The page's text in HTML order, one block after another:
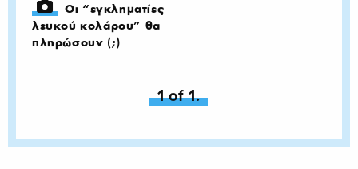
Οι “εγκληματίες
λευκού κολάρου” θα
πληρώσουν (;)
You're on page
1 of 1.